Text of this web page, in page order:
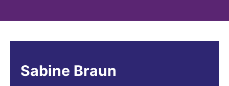
Sabine Braun